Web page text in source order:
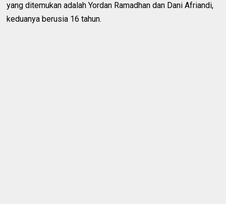
yang ditemukan adalah Yordan Ramadhan dan Dani Afriandi,
keduanya berusia 16 tahun.